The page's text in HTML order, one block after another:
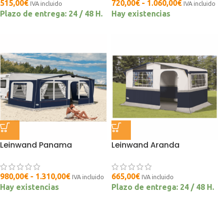
515,00€ IVA incluido
Plazo de entrega: 24 / 48 H.
720,00€ - 1.060,00€ IVA incluido
Hay existencias
Leinwand Panama
980,00€ - 1.310,00€ IVA incluido
Hay existencias
Leinwand Aranda
665,00€ IVA incluido
Plazo de entrega: 24 / 48 H.